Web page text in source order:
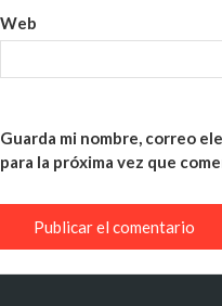
Web
Guarda mi nombre, correo
para la próxima vez que